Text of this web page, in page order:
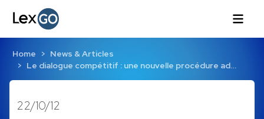
Home
News & Articles
Le dialogue compétitif : une nouvelle procédure ad…
22/10/12